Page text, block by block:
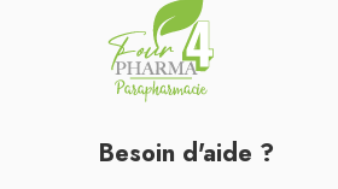
Besoin d'aide ?